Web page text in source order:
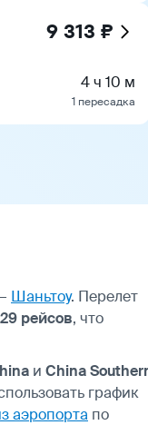
9 313 ₽
4 ч 10 м
1 пересадка
Шаньтоу. Перелет
29 рейсов, что
и China
график
аэропорта по